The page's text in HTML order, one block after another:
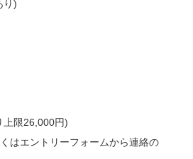
り)
上限26,000円)
はエントリーフォームから連絡の